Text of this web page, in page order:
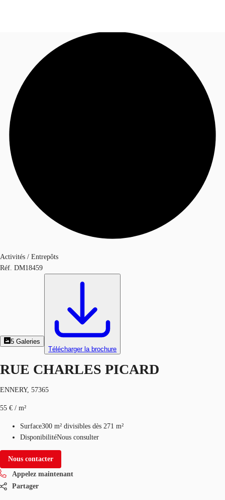
Blog
Données marchés
Appelez maintenant
Activités / Entrepôts
Réf. DM18459
5 Galeries
Télécharger la brochure
RUE CHARLES PICARD
ENNERY, 57365
55 € / m²
Surface300 m² divisibles dès 271 m²
DisponibilitéNous consulter
Nous contacter
Appelez maintenant
Partager